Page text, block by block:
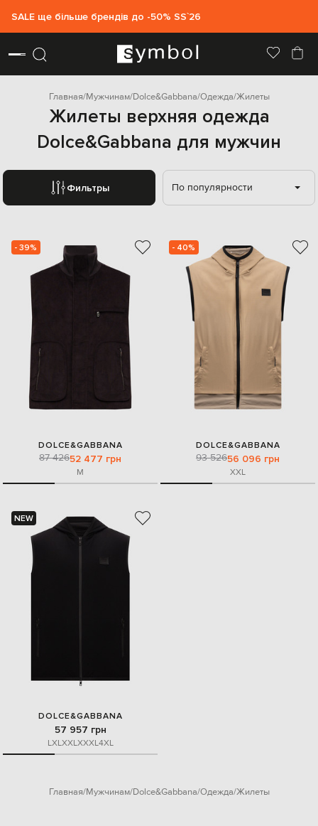
SALE ще більше брендів до -50% SS`26
Главная Мужчинам Dolce&Gabbana Одежда Жилеты
Жилеты верхняя одежда
Dolce&Gabbana для мужчин
Фильтры По популярности
- 39%
DOLCE&GABBANA
87 42652 477 грн
M
- 40%
DOLCE&GABBANA
93 52656 096 грн
XXL
NEW
DOLCE&GABBANA
57 957 грн
LXLXXLXXXL4XL
Главная Мужчинам Dolce&Gabbana Одежда Жилеты